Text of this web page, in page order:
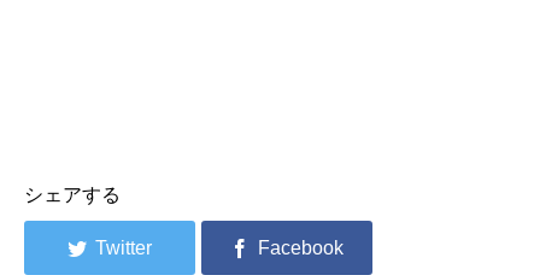
シェアする